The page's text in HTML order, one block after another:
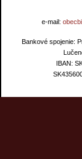
e-mail:
Bankové spojenie:
IBAN: